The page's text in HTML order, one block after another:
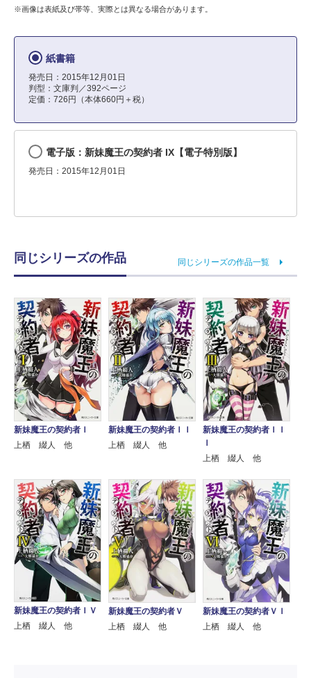
※画像は表紙及び帯等、実際とは異なる場合があります。
紙書籍
発売日：2015年12月01日
判型：文庫判／392ページ
定価：726円（本体660円＋税）
電子版：新妹魔王の契約者 IX【電子特別版】
発売日：2015年12月01日
同じシリーズの作品 同じシリーズの作品一覧
新妹魔王の契約者Ｉ
上栖 綴人 他
新妹魔王の契約者ＩＩ
上栖 綴人 他
新妹魔王の契約者ＩＩ
Ｉ
上栖 綴人 他
新妹魔王の契約者ＩＶ
上栖 綴人 他
新妹魔王の契約者Ｖ
上栖 綴人 他
新妹魔王の契約者ＶＩ
上栖 綴人 他